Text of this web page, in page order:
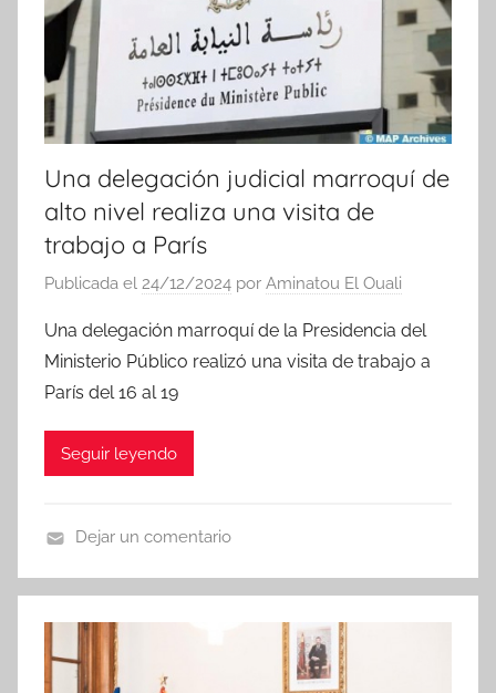
a
Una delegación judicial marroquí de
alto nivel realiza una visita de
trabajo a París
Publicada el 24/12/2024 por Aminatou El Ouali
Una delegación marroquí de la Presidencia del
Ministerio Público realizó una visita de trabajo a
París del 16 al 19
Seguir leyendo
o
t
c
Dejar un comentario